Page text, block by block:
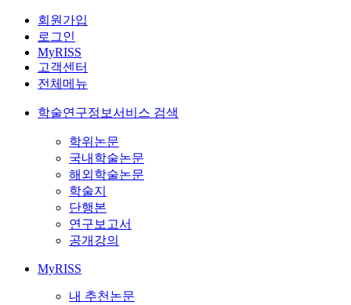
회원가입
로그인
MyRISS
고객센터
전체메뉴
학술연구정보서비스 검색
학위논문
국내학술논문
해외학술논문
학술지
단행본
연구보고서
공개강의
MyRISS
내 추천논문